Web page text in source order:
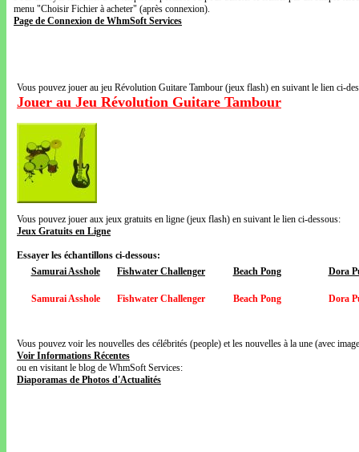
menu "Choisir Fichier à acheter" (après connexion).
Page de Connexion de WhmSoft Services
Vous pouvez jouer au jeu Révolution Guitare Tambour (jeux flash) en suivant le lien ci-
Jouer au Jeu Révolution Guitare Tambour
Vous pouvez jouer aux jeux gratuits en ligne (jeux flash) en suivant le lien ci-dessous:
Jeux Gratuits en Ligne
Essayer les échantillons ci-dessous:
Samurai Asshole
Fishwater Challenger Beach Pong Dora
Samurai Asshole Fishwater Challenger Beach Pong Dora
Vous pouvez voir les nouvelles des célébrités (people) et les nouvelles à la une (avec
Voir Informations Récentes
ou en visitant le blog de WhmSoft Services:
Diaporamas de Photos d'Actualités